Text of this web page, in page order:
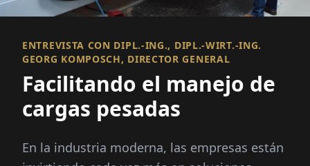
ENTREVISTA CON DIPL.-ING., DIPL.-WIRT.-ING.
GEORG KOMPOSCH, DIRECTOR GENERAL
Facilitando el manejo de
cargas pesadas
En la industria moderna, las empresas están